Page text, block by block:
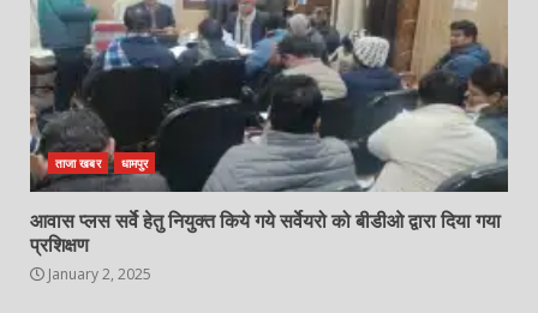
ताजा खबर धामपुर
आवास प्लस सर्वे हेतु नियुक्त किये गये सर्वेयरो को बीडीओ द्वारा दिया गया
प्रशिक्षण
January 2, 2025